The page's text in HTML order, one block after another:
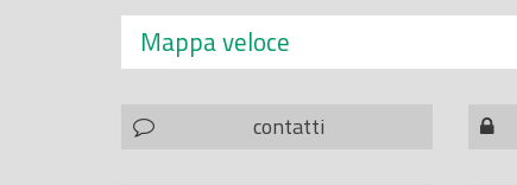
Mappa veloce
contatti